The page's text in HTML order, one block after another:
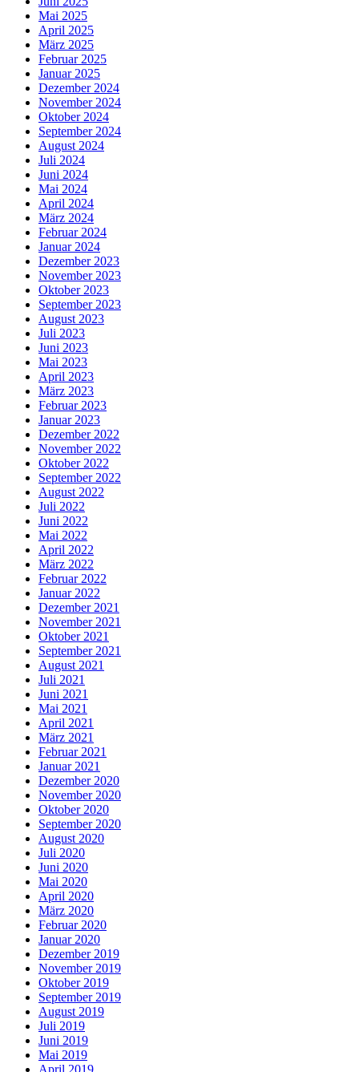
Mai 2025
April 2025
März 2025
Februar 2025
Januar 2025
Dezember 2024
November 2024
Oktober 2024
September 2024
August 2024
Juli 2024
Juni 2024
Mai 2024
April 2024
März 2024
Februar 2024
Januar 2024
Dezember 2023
November 2023
Oktober 2023
September 2023
August 2023
Juli 2023
Juni 2023
Mai 2023
April 2023
März 2023
Februar 2023
Januar 2023
Dezember 2022
November 2022
Oktober 2022
September 2022
August 2022
Juli 2022
Juni 2022
Mai 2022
April 2022
März 2022
Februar 2022
Januar 2022
Dezember 2021
November 2021
Oktober 2021
September 2021
August 2021
Juli 2021
Juni 2021
Mai 2021
April 2021
März 2021
Februar 2021
Januar 2021
Dezember 2020
November 2020
Oktober 2020
September 2020
August 2020
Juli 2020
Juni 2020
Mai 2020
April 2020
März 2020
Februar 2020
Januar 2020
Dezember 2019
November 2019
Oktober 2019
September 2019
August 2019
Juli 2019
Juni 2019
Mai 2019
April 2019